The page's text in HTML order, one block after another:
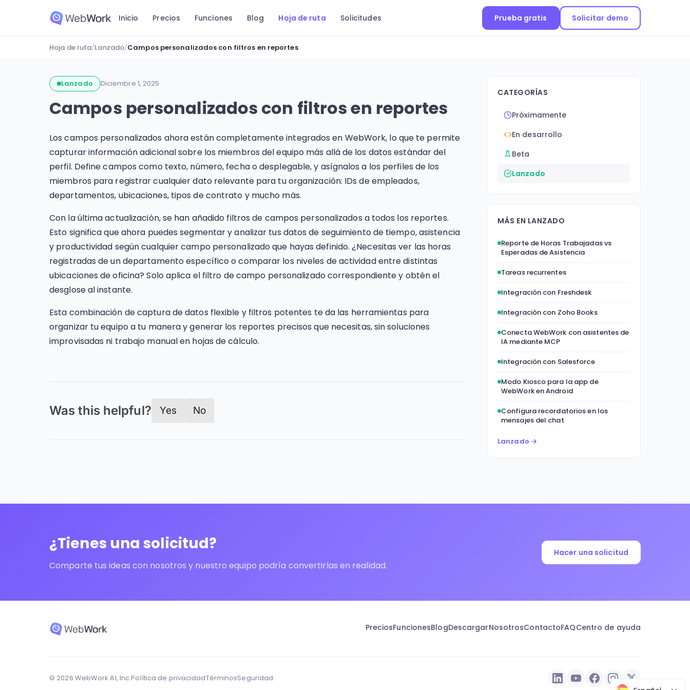
Inicio Precios Funciones Blog Hoja de ruta Solicitudes Prueba gratis Solicitar demo
Hoja de ruta/Lanzado/Campos personalizados con filtros en reportes
Lanzado Diciembre 1, 2025
Campos personalizados con filtros en reportes
Los campos personalizados ahora están completamente integrados en WebWork, lo que te permite
capturar información adicional sobre los miembros del equipo más allá de los datos estándar del
perfil. Define campos como texto, número, fecha o desplegable, y asígnalos a los perfiles de los
miembros para registrar cualquier dato relevante para tu organización: IDs de empleados,
departamentos, ubicaciones, tipos de contrato y mucho más.
Con la última actualización, se han añadido filtros de campos personalizados a todos los reportes.
Esto significa que ahora puedes segmentar y analizar tus datos de seguimiento de tiempo, asistencia
y productividad según cualquier campo personalizado que hayas definido. ¿Necesitas ver las horas
registradas de un departamento específico o comparar los niveles de actividad entre distintas
ubicaciones de oficina? Solo aplica el filtro de campo personalizado correspondiente y obtén el
desglose al instante.
Esta combinación de captura de datos flexible y filtros potentes te da las herramientas para
organizar tu equipo a tu manera y generar los reportes precisos que necesitas, sin soluciones
improvisadas ni trabajo manual en hojas de cálculo.
Was this helpful? Yes No
CATEGORÍAS
Próximamente
En desarrollo
Beta
Lanzado
MÁS EN LANZADO
Reporte de Horas Trabajadas vs
Esperadas de Asistencia
Tareas recurrentes
Integración con Freshdesk
Integración con Zoho Books
Conecta WebWork con asistentes de
IA mediante MCP
Integración con Salesforce
Modo Kiosco para la app de
WebWork en Android
Configura recordatorios en los
mensajes del chat
Lanzado →
¿Tienes una solicitud?
Comparte tus ideas con nosotros y nuestro equipo podría convertirlas en realidad.
Hacer una solicitud
PreciosFuncionesBlogDescargarNosotrosContactoFAQCentro de ayuda
© 2026 WebWork AI, Inc.Política de privacidadTérminosSeguridad